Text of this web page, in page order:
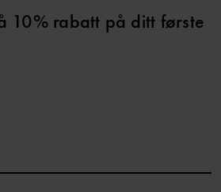
10% rabatt på ditt første